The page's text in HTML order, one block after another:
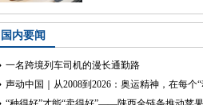
国内要闻
一名跨境列车司机的漫长通勤路